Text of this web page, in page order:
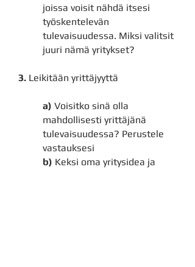
joissa voisit nähdä itsesi
työskentelevän
tulevaisuudessa. Miksi valitsit
juuri nämä yritykset?
3. Leikitään yrittäjyyttä
a) Voisitko sinä olla
mahdollisesti yrittäjänä
tulevaisuudessa? Perustele
vastauksesi
b) Keksi oma yritysidea ja